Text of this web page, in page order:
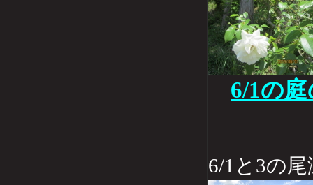
6/1の
6/1と3の